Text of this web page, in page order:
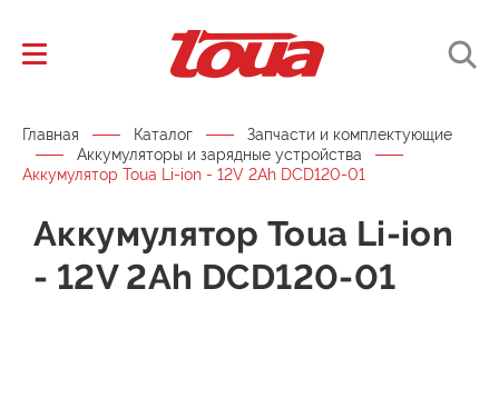
Главная Каталог
Запчасти и комплектующие
Аккумуляторы и зарядные устройства
Аккумулятор Toua Li-ion - 12V 2Ah DCD120-01
Аккумулятор Toua Li-ion
- 12V 2Ah DCD120-01